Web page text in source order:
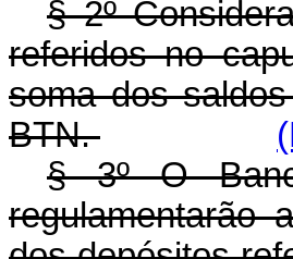
§ 2º
referidos no
soma dos
BTN.
§ 3º O
regulamentarão